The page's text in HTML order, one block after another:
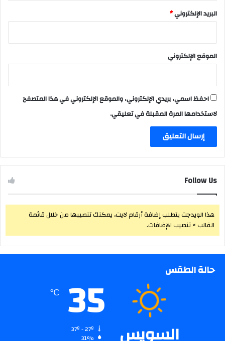
البريد الإلكتروني*
الموقع الإلكتروني
احفظ اسمي، بريدي الإلكتروني، والموقع الإلكتروني في هذا المتصفح
لاستخدامها المرة المقبلة في تعليقي.
Follow Us
هذا الويدجت يتطلب إضافة أرقام لايت، يمكنك تنصيبها من خلال قائمة
القالب > تنصيب الإضافات.
حالة الطقس
السويس
35
℃
31%